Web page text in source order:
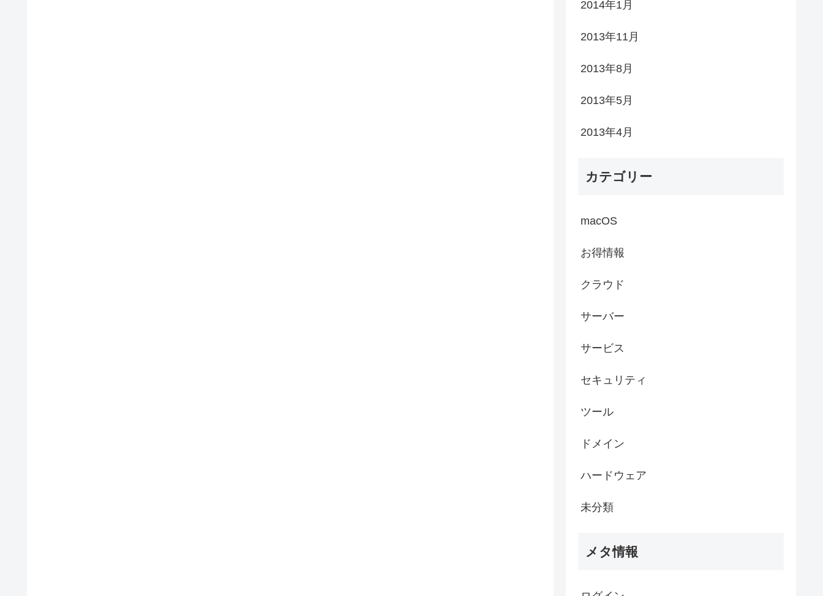
2014年1月
2013年11月
2013年8月
2013年5月
2013年4月
カテゴリー
macOS
お得情報
クラウド
サーバー
サービス
セキュリティ
ツール
ドメイン
ハードウェア
未分類
メタ情報